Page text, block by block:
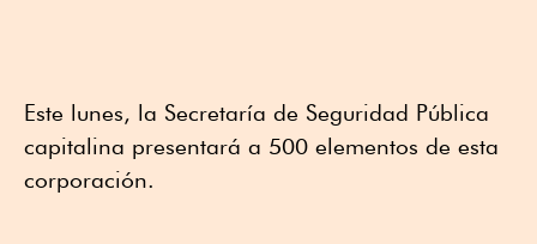
Este lunes, la Secretaría de Seguridad Pública
capitalina presentará a 500 elementos de esta
corporación.